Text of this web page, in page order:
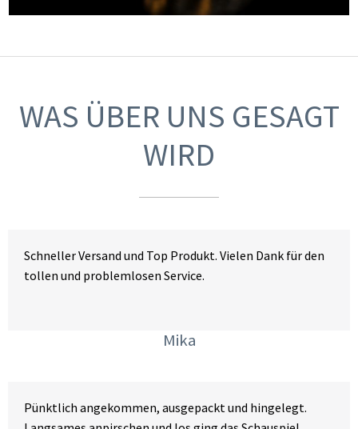
WAS ÜBER UNS GESAGT
WIRD
Schneller Versand und Top Produkt. Vielen Dank für den
tollen und problemlosen Service.
Mika
Pünktlich angekommen, ausgepackt und hingelegt.